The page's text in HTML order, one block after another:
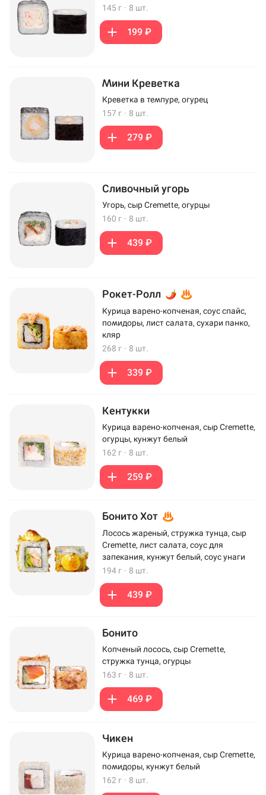
145 г · 8 шт.
199 ₽
Мини Креветка
Креветка в темпуре, огурец
157 г · 8 шт.
279 ₽
Сливочный угорь
Угорь, сыр Cremette, огурцы
160 г · 8 шт.
439 ₽
Рокет-Ролл
Курица варено-копченая, соус спайс,
помидоры, лист салата, сухари панко,
кляр
268 г · 8 шт.
339 ₽
Кентукки
Курица варено-копченая, сыр Cremette,
огурцы, кунжут белый
162 г · 8 шт.
259 ₽
Бонито Хот
Лосось жареный, стружка тунца, сыр
Cremette, лист салата, соус для
запекания, кунжут белый, соус унаги
194 г · 8 шт.
439 ₽
Бонито
Копченый лосось, сыр Cremette,
стружка тунца, огурцы
163 г · 8 шт.
469 ₽
Чикен
Курица варено-копченая, сыр Cremette,
помидоры, кунжут белый
162 г · 8 шт.